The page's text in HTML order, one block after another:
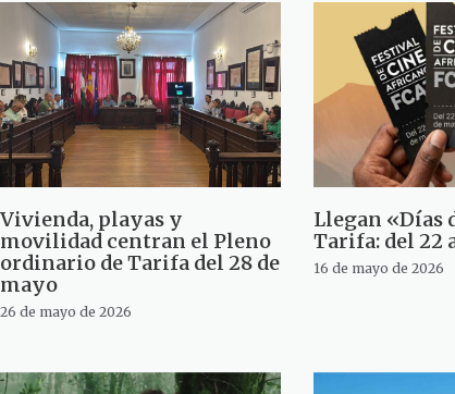
Vivienda, playas y
movilidad centran el Pleno
ordinario de Tarifa del 28 de
mayo
26 de mayo de 2026
Llegan «Días
Tarifa: del 22
16 de mayo de 2026